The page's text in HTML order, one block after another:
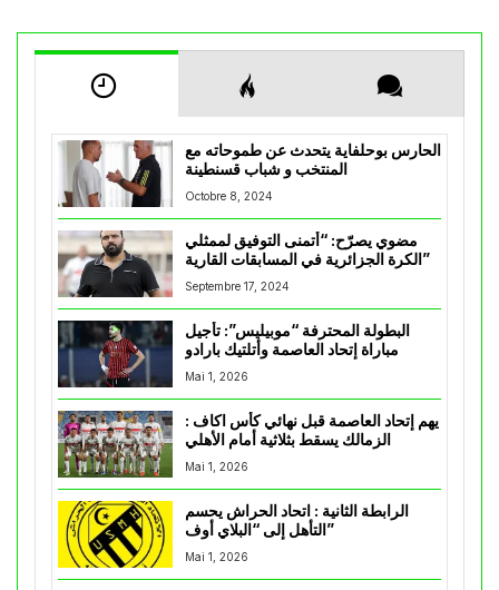
الحارس بوحلفاية يتحدث عن طموحاته مع
المنتخب و شباب قسنطينة
Octobre 8, 2024
مضوي يصرّح: “أتمنى التوفيق لممثلي
الكرة الجزائرية في المسابقات القارية”
Septembre 17, 2024
البطولة المحترفة “موبيليس”: تأجيل
مباراة إتحاد العاصمة وأتلتيك بارادو
Mai 1, 2026
يهم إتحاد العاصمة قبل نهائي كأس اكاف :
Mai 1, 2026
الرابطة الثانية : اتحاد الحراش يحسم
التأهل إلى “البلاي أوف”
Mai 1, 2026